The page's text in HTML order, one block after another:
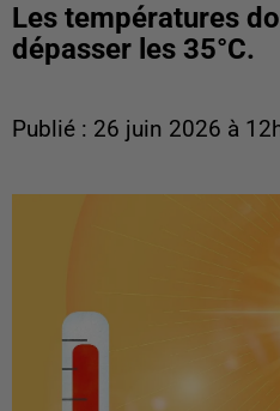
Les températures
dépasser les 35°C.
Publié : 26 juin 2026 à